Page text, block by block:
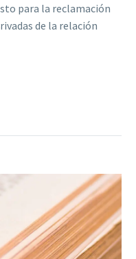
para la reclamación
de la relación